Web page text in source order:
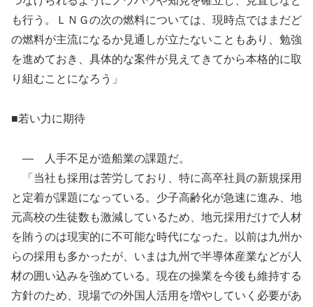
も行う。ＬＮＧの次の燃料については、現時点ではまだど
の燃料が主流になるか見通しが立たないこともあり、勉強
を進めておき、具体的な案件が見えてきてから本格的に取
り組むことになろう」
■若い力に期待
— 人手不足が造船業の課題だ。
「当社も採用は苦労しており、特に高卒社員の新規採用
と定着が課題になっている。少子高齢化が急速に進み、地
元高校の生徒数も激減しているため、地元採用だけで人材
を賄うのは現実的に不可能な時代になった。以前は九州か
らの採用も多かったが、いまは九州で半導体産業などが人
材の囲い込みを強めている。現在の操業を今後も維持する
方針のため、現場での外国人活用を増やしていく必要があ